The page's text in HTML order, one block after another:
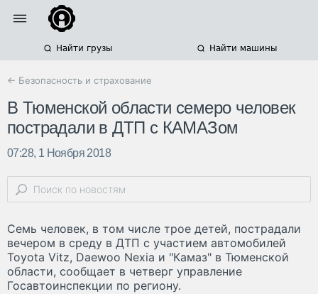
Найти грузы Найти машины
← Безопасность и страхование
В Тюменской области семеро человек
пострадали в ДТП с КАМАЗом
07:28, 1 Ноября 2018
Семь человек, в том числе трое детей, пострадали
вечером в среду в ДТП с участием автомобилей
Toyota Vitz, Daewoo Nexia и "Камаз" в Тюменской
области, сообщает в четверг управление
Госавтоинспекции по региону.